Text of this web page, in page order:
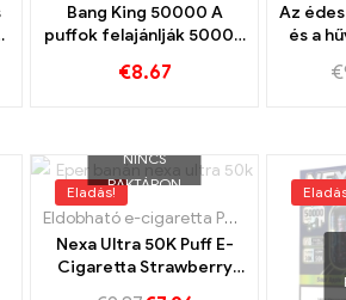
Bang King 50000 A
puffok felajánlják 50000
fagylaltot és a áfonya
€8.67
Az
és a
€
Eladás!
NINCS
RAKTÁRON
Eldobható e-cigaretta Portugália
Nexa Ultra 50K Puff E-
Cigaretta Strawberry